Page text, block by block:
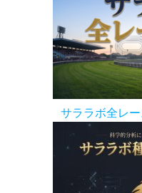
サララボ全レ